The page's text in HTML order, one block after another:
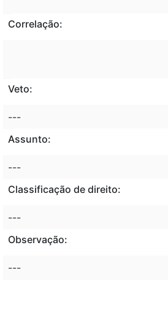
Correlação:
Veto:
---
Assunto:
---
Classificação de direito:
---
Observação:
---